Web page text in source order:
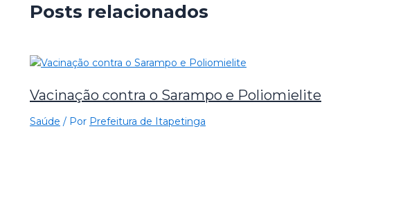
Posts relacionados
Vacinação contra o Sarampo e Poliomielite
Saúde / Por Prefeitura de Itapetinga